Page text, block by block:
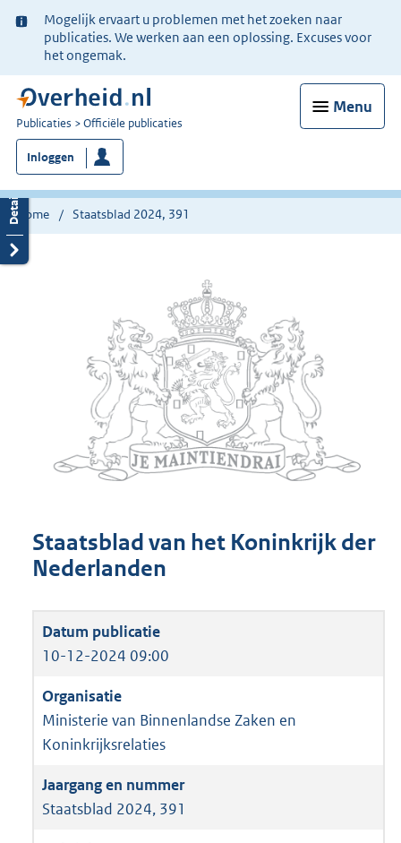
Ter
informatie:
Mogelijk ervaart u problemen met het zoeken naar
publicaties. We werken aan een oplossing. Excuses voor
het ongemak.
Menu
U
bent
nu
hier:
Publicaties Officiële publicaties
Inloggen
Home Staatsblad 2024, 391
Staatsblad van het Koninkrijk der
Nederlanden
10-12-2024 09:00
Ministerie van Binnenlandse Zaken en
Koninkrijksrelaties
Staatsblad 2024, 391